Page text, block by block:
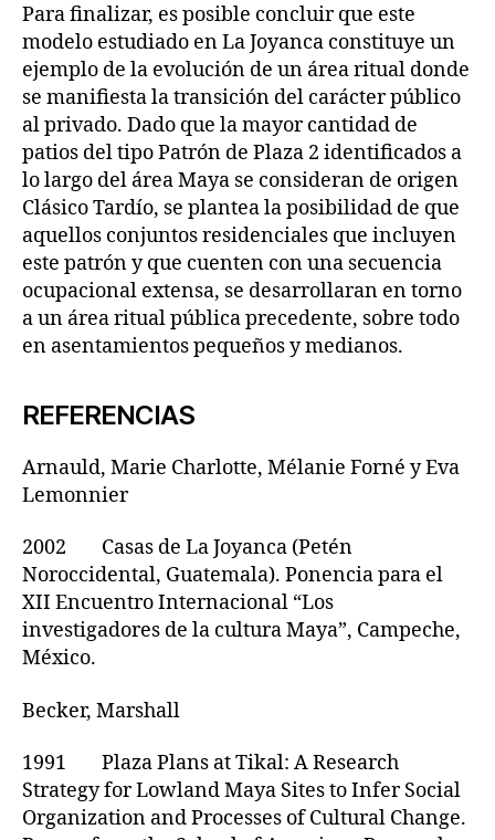
Para finalizar, es posible concluir que este
modelo estudiado en La Joyanca constituye un
ejemplo de la evolución de un área ritual donde
se manifiesta la transición del carácter público
al privado. Dado que la mayor cantidad de
patios del tipo Patrón de Plaza 2 identificados a
lo largo del área Maya se consideran de origen
Clásico Tardío, se plantea la posibilidad de que
aquellos conjuntos residenciales que incluyen
este patrón y que cuenten con una secuencia
ocupacional extensa, se desarrollaran en torno
a un área ritual pública precedente, sobre todo
en asentamientos pequeños y medianos.
REFERENCIAS
Arnauld, Marie Charlotte, Mélanie Forné y Eva
Lemonnier
2002 Casas de La Joyanca (Petén
Noroccidental, Guatemala). Ponencia para el
XII Encuentro Internacional “Los
investigadores de la cultura Maya”, Campeche,
México.
Becker, Marshall
1991 Plaza Plans at Tikal: A Research
Strategy for Lowland Maya Sites to Infer Social
Organization and Processes of Cultural Change.